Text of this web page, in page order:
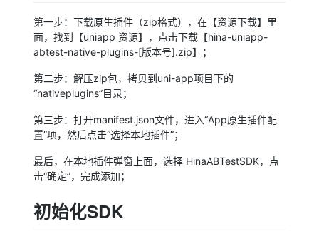
第一步：下载原生插件（zip格式），在【资源下载】里
面，找到【uniapp 资源】，点击下载【hina-uniapp-
abtest-native-plugins-[版本号].zip】；
第二步：解压zip包，拷贝到uni-app项目下的
“nativeplugins”目录；
第三步：打开manifest.json文件，进入“App原生插件配
置”项，然后点击“选择本地插件”；
最后，在本地插件弹窗上面，选择 HinaABTestSDK，点
击“确定”，完成添加；
初始化SDK